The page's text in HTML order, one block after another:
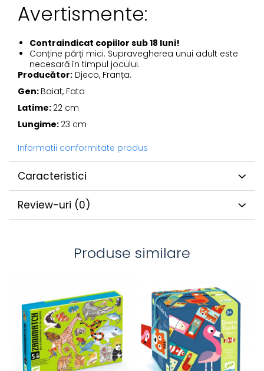
Avertismente:
Contraindicat copiilor sub 18 luni!
Conține părți mici. Supravegherea unui adult este
necesară în timpul jocului.
Producător: Djeco, Franța.
Gen: Baiat, Fata
Latime: 22 cm
Lungime: 23 cm
Informatii conformitate produs
Caracteristici
Review-uri (0)
Produse similare